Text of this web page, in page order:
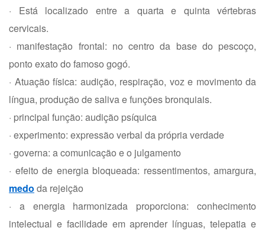
· Está localizado entre a quarta e quinta vértebras
cervicais.
· manifestação frontal: no centro da base do pescoço,
ponto exato do famoso gogó.
· Atuação física: audição, respiração, voz e movimento da
língua, produção de saliva e funções bronquiais.
· principal função: audição psíquica
· experimento: expressão verbal da própria verdade
· governa: a comunicação e o julgamento
· efeito de energia bloqueada: ressentimentos, amargura,
medo da rejeição
· a energia harmonizada proporciona: conhecimento
intelectual e facilidade em aprender línguas, telepatia e